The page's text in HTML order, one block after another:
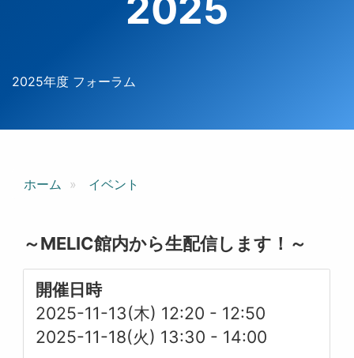
2025
2025年度 フォーラム
ホーム イベント
～MELIC館内から生配信します！～
開催日時
2025-11-13(木) 12:20 - 12:50
2025-11-18(火) 13:30 - 14:00